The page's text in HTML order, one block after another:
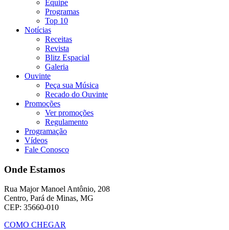
Equipe
Programas
Top 10
Notícias
Receitas
Revista
Blitz Espacial
Galeria
Ouvinte
Peça sua Música
Recado do Ouvinte
Promoções
Ver promoções
Regulamento
Programação
Vídeos
Fale Conosco
Onde Estamos
Rua Major Manoel Antônio, 208
Centro, Pará de Minas, MG
CEP: 35660-010
COMO CHEGAR